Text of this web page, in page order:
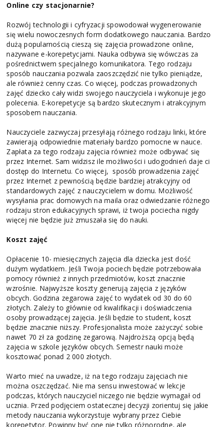
Online czy stacjonarnie?
Rozwój technologii i cyfryzacji spowodował wygenerowanie
się wielu nowoczesnych form dodatkowego nauczania. Bardzo
dużą popularnością cieszą się zajęcia prowadzone online,
nazywane e-korepetycjami. Nauka odbywa się wówczas za
pośrednictwem specjalnego komunikatora. Tego rodzaju
sposób nauczania pozwala zaoszczędzić nie tylko pieniądze,
ale również cenny czas. Co więcej, podczas prowadzonych
zajęć dziecko cały widzi swojego nauczyciela i wykonuje jego
polecenia. E-korepetycje są bardzo skutecznym i atrakcyjnym
sposobem nauczania.
Nauczyciele zazwyczaj przesyłają różnego rodzaju linki, które
zawierają odpowiednie materiały bardzo pomocne w nauce.
Zapłata za tego rodzaju zajęcia również może odbywać się
przez Internet. Sam widzisz ile możliwości i udogodnień daje ci
dostęp do Internetu. Co więcej, sposób prowadzenia zajęć
przez Internet z pewnością będzie bardziej atrakcyjny od
standardowych zajęć z nauczycielem w domu. Możliwość
wysyłania prac domowych na maila oraz odwiedzanie różnego
rodzaju stron edukacyjnych sprawi, iż twoja pociecha nigdy
więcej nie będzie już zmuszała się do nauki.
Koszt zajęć
Opłacenie 10- miesięcznych zajęcia dla dziecka jest dość
dużym wydatkiem. Jeśli Twoja pociech będzie potrzebowała
pomocy również z innych przedmiotów, koszt znacznie
wzrośnie. Najwyższe koszty generują zajęcia z języków
obcych. Godzina zegarowa zajęć to wydatek od 30 do 60
złotych. Zależy to głównie od kwalifikacji i doświadczenia
osoby prowadzącej zajęcia. Jeśli będzie to student, koszt
będzie znacznie niższy. Profesjonalista może zażyczyć sobie
nawet 70 zł za godzinę zegarową. Najdroższą opcją będą
zajęcia w szkole języków obcych. Semestr nauki może
kosztować ponad 2 000 złotych.
Warto mieć na uwadze, iż na tego rodzaju zajęciach nie
można oszczędzać. Nie ma sensu inwestować w lekcje
podczas, których nauczyciel niczego nie będzie wymagał od
ucznia. Przed podjęciem ostatecznej decyzji zorientuj się jakie
metody nauczania wykorzystuje wybrany przez Ciebie
korepetytor. Powinny być one nie tylko różnorodne, ale